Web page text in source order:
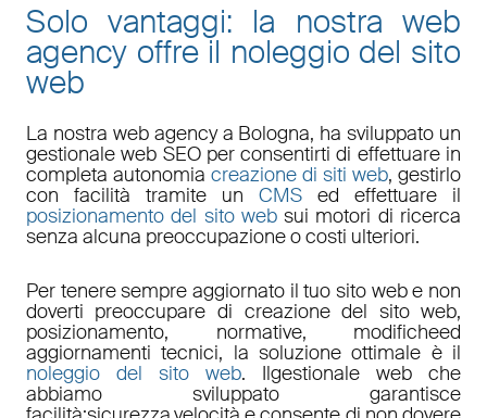
Solo vantaggi: la nostra web
agency offre il noleggio del sito
web
La nostra web agency a Bologna, ha sviluppato un
gestionale web SEOper consentirti di effettuare in
completa autonomia creazione di siti web, gestirlo
con facilità tramite un CMS ed effettuare il
posizionamento del sito websui motori di ricerca
senza alcuna preoccupazione o costi ulteriori.
Per tenere sempre aggiornato il tuo sito web e non
doverti preoccupare di creazione del sito web,
posizionamento, normative, modificheed
aggiornamenti tecnici, la soluzione ottimale è il
noleggio del sito web. Ilgestionale webche
abbiamo sviluppato garantisce